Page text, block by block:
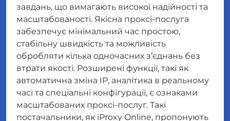
завдань, що вимагають високої надійності та
масштабованості. Якісна проксі-послуга
забезпечує мінімальний час простою,
стабільну швидкість та можливість
обробляти кілька одночасних з’єднань без
втрати якості. Розширені функції, такі як
автоматична зміна IP, аналітика в реальному
часі та спеціальні конфігурації, є ознаками
масштабованих проксі-послуг. Такі
постачальники, як iProxy Online, пропонують